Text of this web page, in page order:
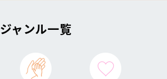
ジャンル一覧